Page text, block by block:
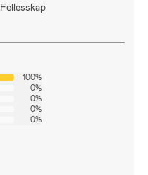
Fellesskap
100%
0%
0%
0%
0%